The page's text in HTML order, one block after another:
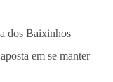
dos Baixinhos
em se manter